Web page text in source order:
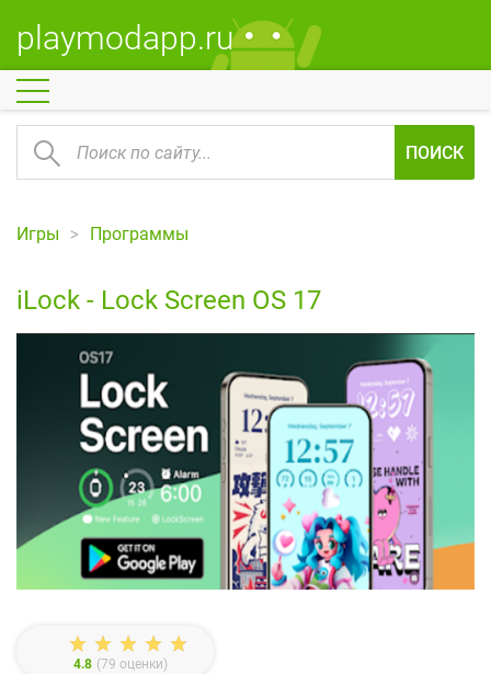
playmodapp.ru
ПОИСК
Игры Программы
iLock - Lock Screen OS 17
4.8 (79 оценки)